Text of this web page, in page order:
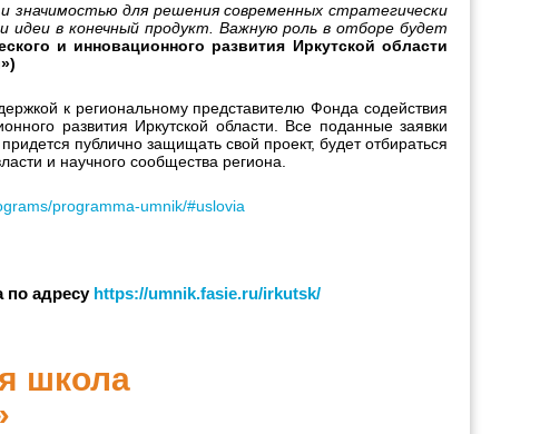
для решения современных стратегически
идеи в конечный продукт. Важную роль в отборе будет
и инновационного развития Иркутской области
к региональному представителю Фонда содействия
развития Иркутской области. Все поданные заявки
публично защищать свой проект, будет отбираться
и научного сообщества региона.
programma-umnik/#uslovia
по адресу https://umnik.fasie.ru/irkutsk/
школа